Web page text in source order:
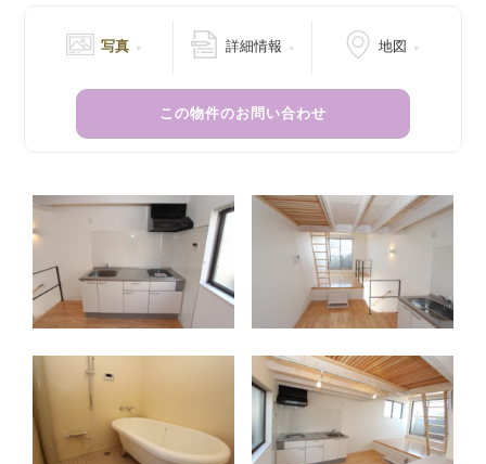
写真 詳細情報 地図
この物件のお問い合わせ